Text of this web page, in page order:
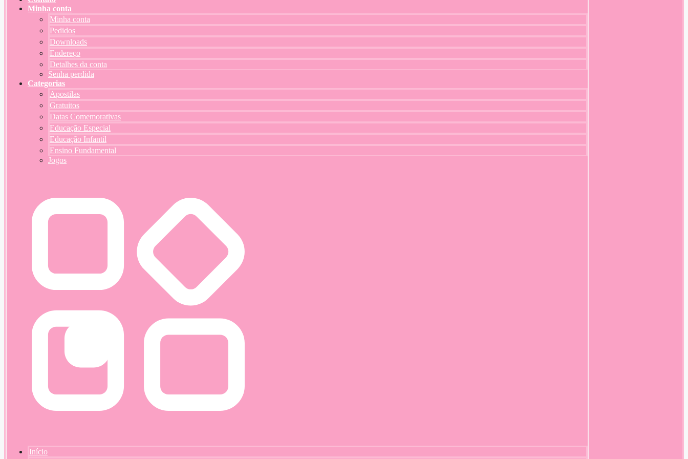
Minha conta
Minha conta
Pedidos
Downloads
Endereço
Detalhes da conta
Senha perdida
Categorias
Apostilas
Gratuitos
Datas Comemorativas
Educação Especial
Educação Infantil
Ensino Fundamental
Jogos
Início